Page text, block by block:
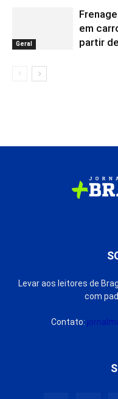
Geral
em
partir
Levar aos leitores de
com
Contato: